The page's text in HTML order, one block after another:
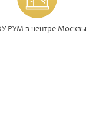
РУМ в центре Москвы